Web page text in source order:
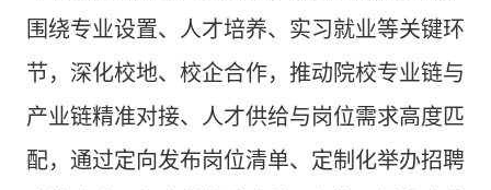
围绕专业设置、人才培养、实习就业等关键环
节，深化校地、校企合作，推动院校专业链与
产业链精准对接、人才供给与岗位需求高度匹
配，通过定向发布岗位清单、定制化举办招聘